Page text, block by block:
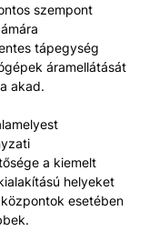
szempont
tápegység
áramellátását
akad.
a kiemelt
helyeket
esetében